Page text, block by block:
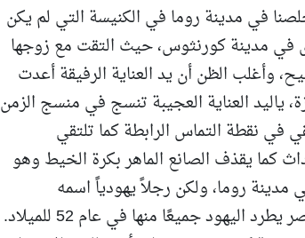
في مدينة روما في الكنيسة التي لم يكن
في مدينة كورنثوس، حيث التقت مع زوجها
وأغلب الظن أن يد العناية الرفيقة أعدت
ياليد العناية العجيبة تنسج في منسج الزمن
في نقطة التماس الرابطة كما تلتقي
كما يقذف الصانع الماهر بكرة الخيط وهو
مدينة روما، ولكن رجلاً يهودياً اسمه
كريستس أحدث في المدينة شعباً، الأمر الذي جعل كلوديوس قيصر يطرد اليهود جميعًا منها في عام 52 للميلاد.